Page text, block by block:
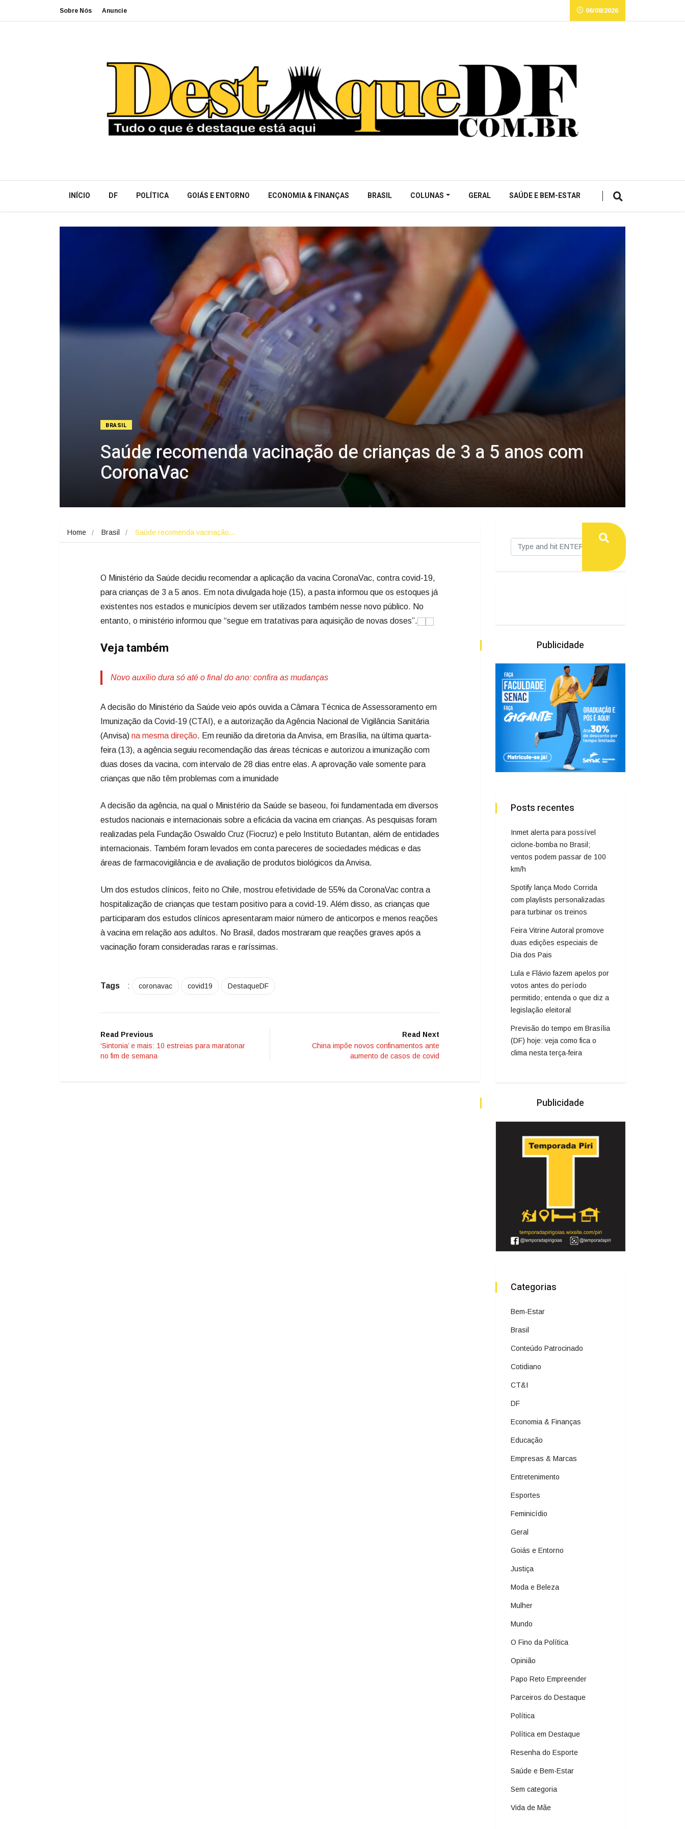
Sobre Nós Anuncie 06/08/2026
INÍCIO DF POLÍTICA GOIÁS E ENTORNO ECONOMIA & FINANÇAS BRASIL COLUNAS GERAL SAÚDE E BEM-ESTAR
BRASIL
Saúde recomenda vacinação de crianças de 3 a 5 anos com
CoronaVac
Home Brasil Saúde recomenda vacinação…
O Ministério da Saúde decidiu recomendar a aplicação da vacina CoronaVac, contra covid-19,
para crianças de 3 a 5 anos. Em nota divulgada hoje (15), a pasta informou que os estoques já
existentes nos estados e municípios devem ser utilizados também nesse novo público. No
entanto, o ministério informou que “segue em tratativas para aquisição de novas doses”.
Veja também
Novo auxílio dura só até o final do ano: confira as mudanças
A decisão do Ministério da Saúde veio após ouvida a Câmara Técnica de Assessoramento em
Imunização da Covid-19 (CTAI), e a autorização da Agência Nacional de Vigilância Sanitária
(Anvisa) na mesma direção. Em reunião da diretoria da Anvisa, em Brasília, na última quarta-
feira (13), a agência seguiu recomendação das áreas técnicas e autorizou a imunização com
duas doses da vacina, com intervalo de 28 dias entre elas. A aprovação vale somente para
crianças que não têm problemas com a imunidade
A decisão da agência, na qual o Ministério da Saúde se baseou, foi fundamentada em diversos
estudos nacionais e internacionais sobre a eficácia da vacina em crianças. As pesquisas foram
realizadas pela Fundação Oswaldo Cruz (Fiocruz) e pelo Instituto Butantan, além de entidades
internacionais. Também foram levados em conta pareceres de sociedades médicas e das
áreas de farmacovigilância e de avaliação de produtos biológicos da Anvisa.
Um dos estudos clínicos, feito no Chile, mostrou efetividade de 55% da CoronaVac contra a
hospitalização de crianças que testam positivo para a covid-19. Além disso, as crianças que
participaram dos estudos clínicos apresentaram maior número de anticorpos e menos reações
à vacina em relação aos adultos. No Brasil, dados mostraram que reações graves após a
vacinação foram consideradas raras e raríssimas.
Tags : coronavac covid19 DestaqueDF
Read Previous
‘Sintonia’ e mais: 10 estreias para maratonar
no fim de semana
Read Next
China impõe novos confinamentos ante
aumento de casos de covid
Publicidade
Posts recentes
Inmet alerta para possível
ciclone-bomba no Brasil;
ventos podem passar de 100
km/h
Spotify lança Modo Corrida
com playlists personalizadas
para turbinar os treinos
Feira Vitrine Autoral promove
duas edições especiais de
Dia dos Pais
Lula e Flávio fazem apelos por
votos antes do período
permitido; entenda o que diz a
legislação eleitoral
Previsão do tempo em Brasília
(DF) hoje: veja como fica o
clima nesta terça-feira
Publicidade
Categorias
Bem-Estar
Brasil
Conteúdo Patrocinado
Cotidiano
CT&I
DF
Economia & Finanças
Educação
Empresas & Marcas
Entretenimento
Esportes
Feminicídio
Geral
Goiás e Entorno
Justiça
Moda e Beleza
Mulher
Mundo
O Fino da Política
Opinião
Papo Reto Empreender
Parceiros do Destaque
Política
Política em Destaque
Resenha do Esporte
Saúde e Bem-Estar
Sem categoria
Vida de Mãe